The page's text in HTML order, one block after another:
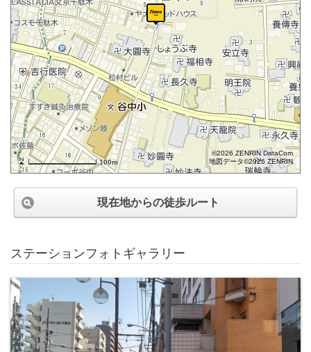
100m
©2026 ZENRIN DataCom
地図データ©2026 ZENRIN
現在地からの徒歩ルート
ステーションフォトギャラリー